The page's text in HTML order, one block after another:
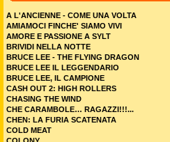
A L'ANCIENNE - COME UNA VOLTA
AMIAMOCI FINCHE' SIAMO VIVI
AMORE E PASSIONE A SYLT
BRIVIDI NELLA NOTTE
BRUCE LEE - THE FLYING DRAGON
BRUCE LEE IL LEGGENDARIO
BRUCE LEE, IL CAMPIONE
CASH OUT 2: HIGH ROLLERS
CHASING THE WIND
CHE CARAMBOLE… RAGAZZI!!!...
CHEN: LA FURIA SCATENATA
COLD MEAT